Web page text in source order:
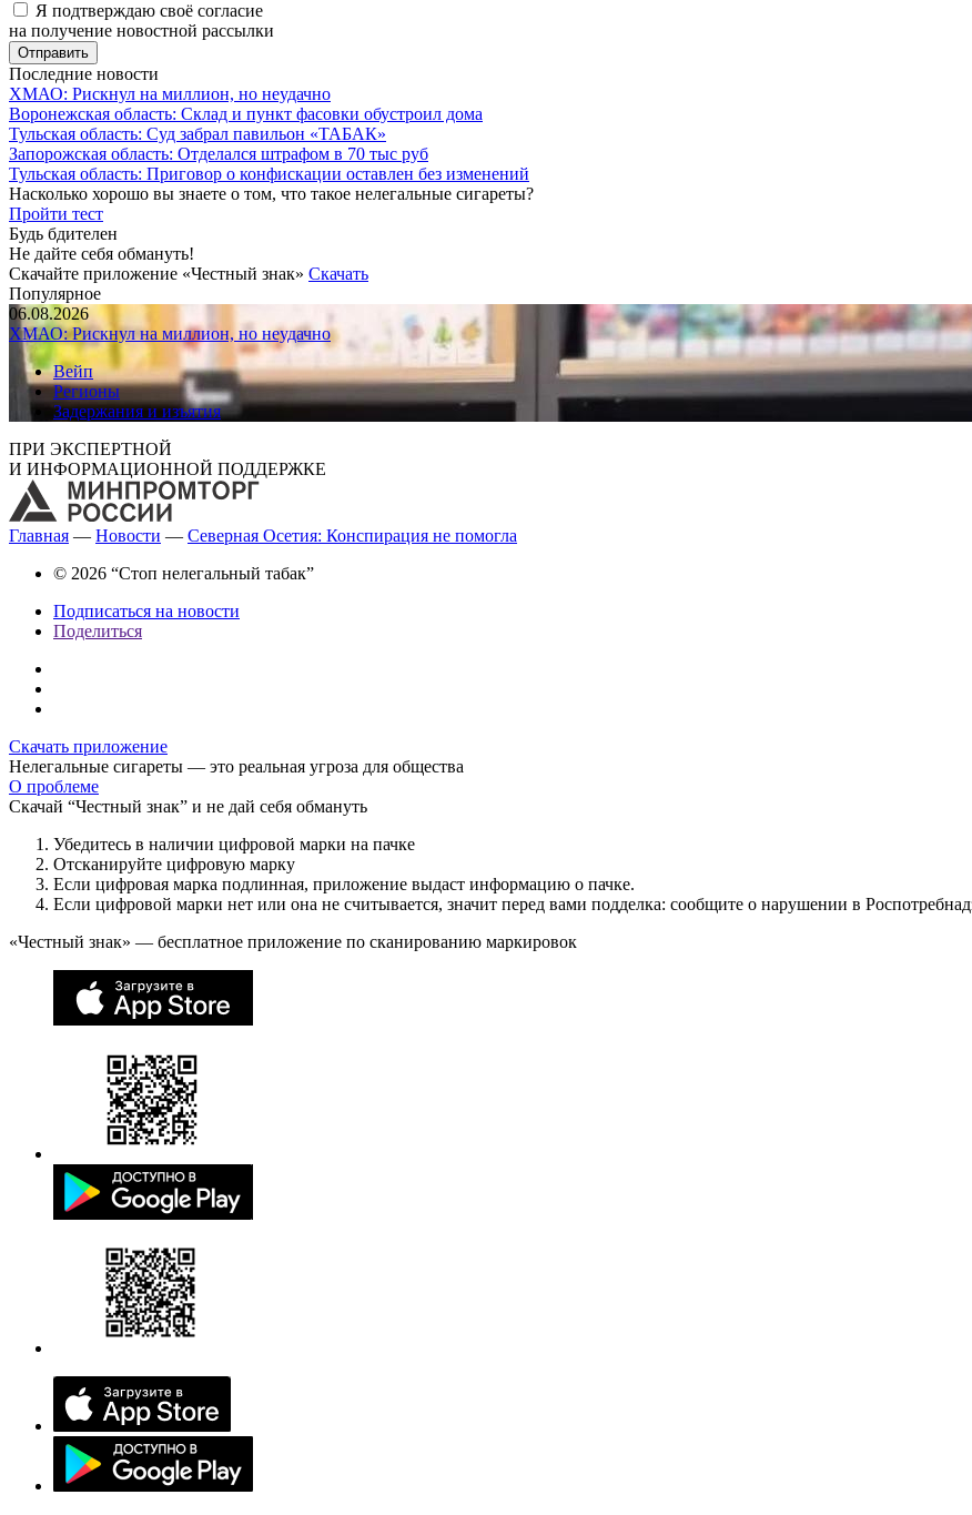
Я подтверждаю своё согласие
на получение новостной рассылки
Последние новости
ХМАО: Рискнул на миллион, но неудачно
Воронежская область: Склад и пункт фасовки обустроил дома
Тульская область: Суд забрал павильон «ТАБАК»
Запорожская область: Отделался штрафом в 70 тыс руб
Тульская область: Приговор о конфискации оставлен без изменений
Насколько хорошо вы знаете о том, что такое нелегальные сигареты?
Пройти тест
Будь бдителен
Не дайте себя обмануть!
Скачайте приложение «Честный знак» Скачать
Популярное
06.08.2026
ХМАО: Рискнул на миллион, но неудачно
Вейп
Регионы
Задержания и изъятия
ПРИ ЭКСПЕРТНОЙ
И ИНФОРМАЦИОННОЙ ПОДДЕРЖКЕ
Главная — Новости — Северная Осетия: Конспирация не помогла
© 2026 “Стоп нелегальный табак”
Подписаться на новости
Поделиться
Скачать приложение
Нелегальные сигареты — это реальная угроза для общества
О проблеме
Скачай “Честный знак” и не дай себя обмануть
Убедитесь в наличии цифровой марки на пачке
Отсканируйте цифровую марку
Если цифровая марка подлинная, приложение выдаст информацию о пачке.
Если цифровой марки нет или она не считывается, значит перед вами подделка: сообщите о нарушении в
«Честный знак» — бесплатное приложение по сканированию маркировок